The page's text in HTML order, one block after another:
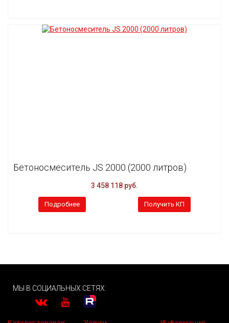
Бетоносмеситель JS 2000 (2000 литров)
3 458 118 руб.
Подробнее Получить КП
МЫ В СОЦИАЛЬНЫХ СЕТЯХ: